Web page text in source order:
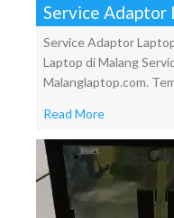
Service Adaptor
Service Adaptor
Laptop di Malang
Malanglaptop.com.
Read More